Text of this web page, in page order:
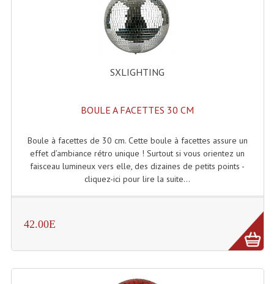
Structures Carrées
Structures, Angles Sd150
Flight Case Plasma Et Écran LCD
Flight Case Régie
Flight Cases Platine Disque. Lecteurs CD
SXLIGHTING
BOULE A FACETTES 30 CM
Boule à facettes de 30 cm. Cette boule à facettes assure un
effet d’ambiance rétro unique ! Surtout si vous orientez un
faisceau lumineux vers elle, des dizaines de petits points -
cliquez-ici pour lire la suite...
42.00E